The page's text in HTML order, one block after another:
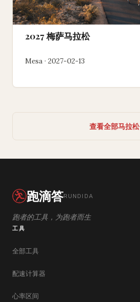
2027 梅萨马拉松
Mesa · 2027-02-13
查看全部马拉松
跑滴答RUNDIDA
跑者的工具，为跑者而生
工具
全部工具
配速计算器
心率区间